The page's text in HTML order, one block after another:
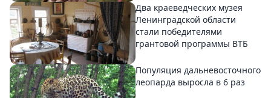
Два краеведческих музея
Ленинградской области
стали победителями
грантовой программы ВТБ
Популяция дальневосточного
леопарда выросла в 6 раз